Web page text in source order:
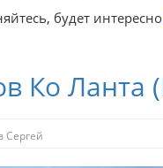
будет интересно
Ко Ланта
Сергей